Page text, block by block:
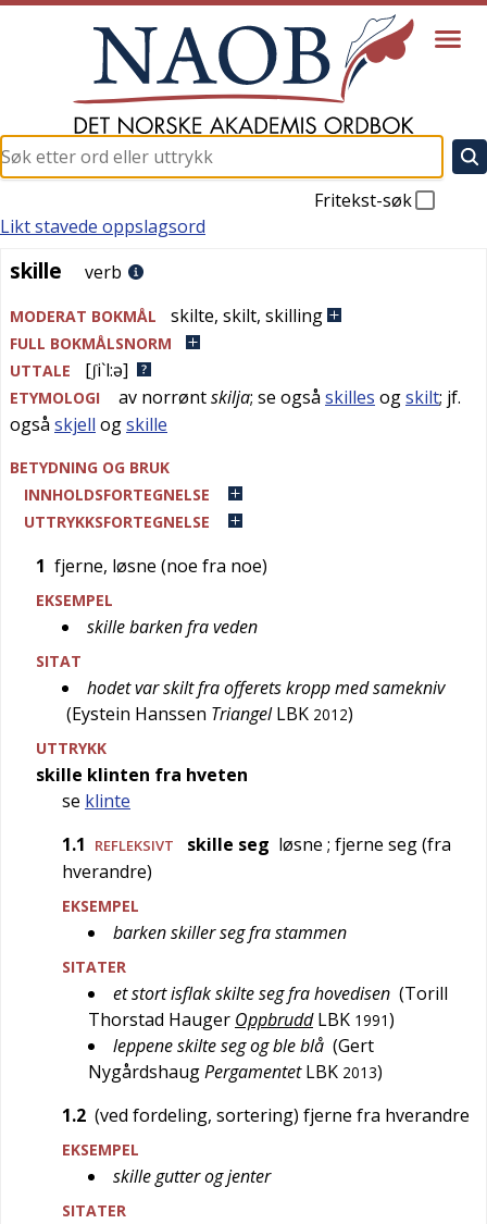
Fritekst-søk
skille
Likt stavede oppslagsord
skille verb
MODERAT BOKMÅL skilte, skilt, skilling
FULL BOKMÅLSNORM
UTTALE
[ʃi`l:ə]
ETYMOLOGI av norrøntskilja; se også skilles ogskilt; jf.
også skjell ogskille
BETYDNING OG BRUK
INNHOLDSFORTEGNELSE
UTTRYKKSFORTEGNELSE
1 fjerne, løsne (noe fra noe)
EKSEMPEL
skille barken fra veden
SITAT
hodet var skilt fra offerets kropp med samekniv
(Eystein Hanssen Triangel LBK 2012)
UTTRYKK
skille klinten fra hveten
se klinte
1.1
REFLEKSIVT skille seg løsne ; fjerne seg (fra
hverandre)
EKSEMPEL
barken skiller seg fra stammen
SITATER
et stort isflak skilte seg fra hovedisen (Torill
Thorstad Hauger Oppbrudd LBK 1991)
leppene skilte seg og ble blå (Gert
NygårdshaugPergamentet LBK 2013)
1.2 (ved fordeling, sortering) fjerne fra hverandre
EKSEMPEL
skille gutter og jenter
SITATER